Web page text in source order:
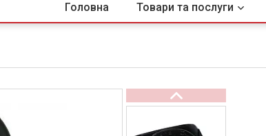
Головна Товари та послуги